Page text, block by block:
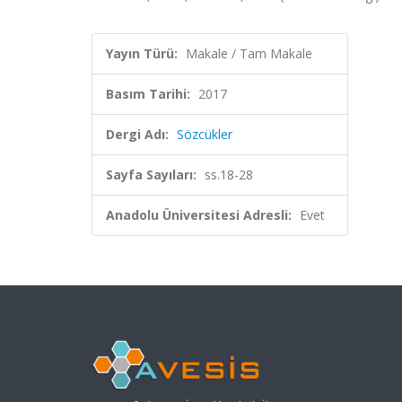
Yayın Türü: Makale / Tam Makale
Basım Tarihi: 2017
Dergi Adı: Sözcükler
Sayfa Sayıları: ss.18-28
Anadolu Üniversitesi Adresli: Evet